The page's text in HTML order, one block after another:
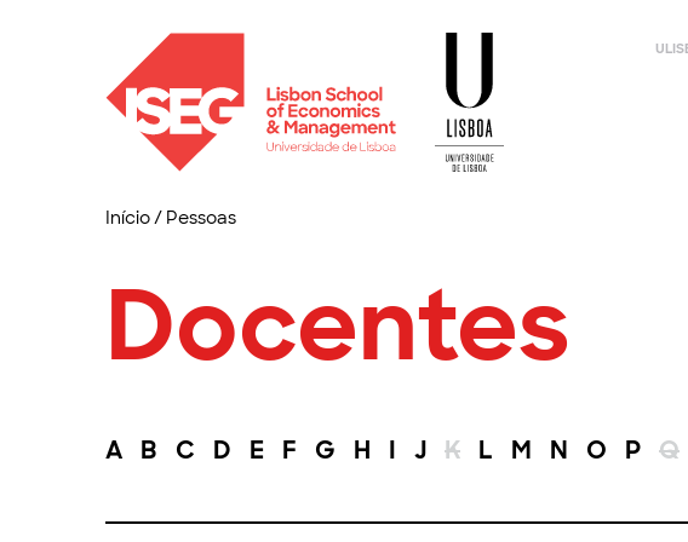
Início/ Pessoas
Docentes
A B C D E F G H I J K L M N O P Q